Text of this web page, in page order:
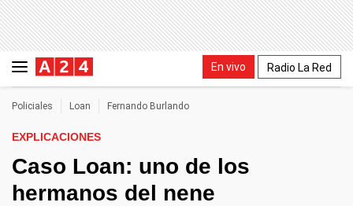
En vivo Radio La Red
Policiales Loan Fernando Burlando
EXPLICACIONES
Caso Loan: uno de los
hermanos del nene